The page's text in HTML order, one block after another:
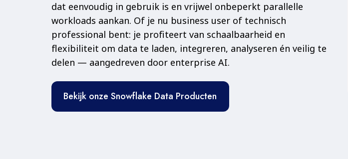
dat eenvoudig in gebruik is en vrijwel onbeperkt parallelle
workloads aankan. Of je nu business user of technisch
professional bent: je profiteert van schaalbaarheid en
flexibiliteit om data te laden, integreren, analyseren én veilig te
delen — aangedreven door enterprise AI.
Bekijk onze Snowflake Data Producten